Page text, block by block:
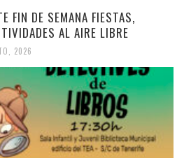
FIN DE SEMANA FIESTAS,
AL AIRE LIBRE
2026